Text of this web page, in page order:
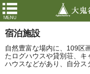
宿泊施設
自然豊富な場内に、109区
たログハウスや貸別荘、
ハウスなどがあり、自分ス